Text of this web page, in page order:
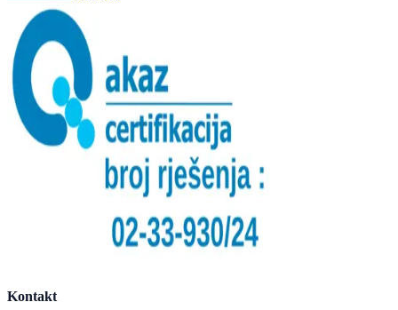
Kontakt